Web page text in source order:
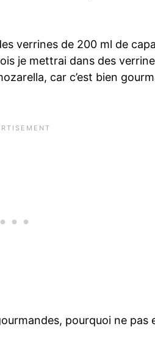
verrines de 200 ml de
je mettrai dans des
car c’est bien
pourquoi ne pas